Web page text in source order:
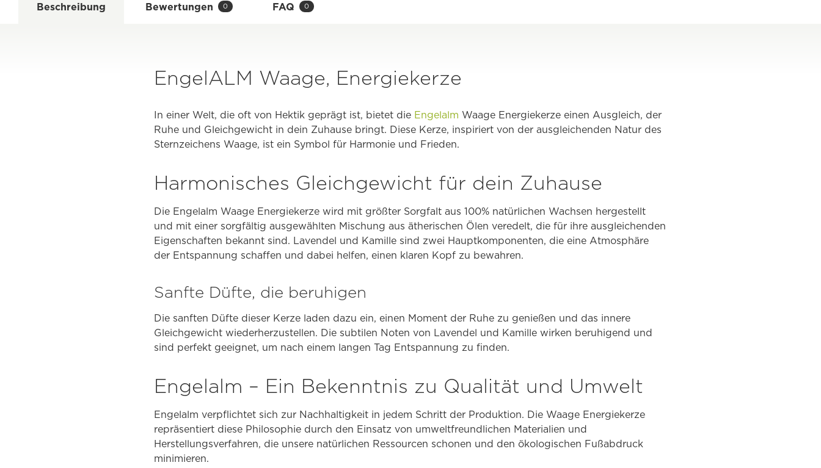
Beschreibung Bewertungen 0 FAQ 0
EngelALM Waage, Energiekerze
In einer Welt, die oft von Hektik geprägt ist, bietet die Engelalm Waage Energiekerze einen Ausgleich, der
Ruhe und Gleichgewicht in dein Zuhause bringt. Diese Kerze, inspiriert von der ausgleichenden Natur des
Sternzeichens Waage, ist ein Symbol für Harmonie und Frieden.
Harmonisches Gleichgewicht für dein Zuhause
Die Engelalm Waage Energiekerze wird mit größter Sorgfalt aus 100% natürlichen Wachsen hergestellt
und mit einer sorgfältig ausgewählten Mischung aus ätherischen Ölen veredelt, die für ihre ausgleichenden
Eigenschaften bekannt sind. Lavendel und Kamille sind zwei Hauptkomponenten, die eine Atmosphäre
der Entspannung schaffen und dabei helfen, einen klaren Kopf zu bewahren.
Sanfte Düfte, die beruhigen
Die sanften Düfte dieser Kerze laden dazu ein, einen Moment der Ruhe zu genießen und das innere
Gleichgewicht wiederherzustellen. Die subtilen Noten von Lavendel und Kamille wirken beruhigend und
sind perfekt geeignet, um nach einem langen Tag Entspannung zu finden.
Engelalm – Ein Bekenntnis zu Qualität und Umwelt
Engelalm verpflichtet sich zur Nachhaltigkeit in jedem Schritt der Produktion. Die Waage Energiekerze
repräsentiert diese Philosophie durch den Einsatz von umweltfreundlichen Materialien und
Herstellungsverfahren, die unsere natürlichen Ressourcen schonen und den ökologischen Fußabdruck
minimieren.